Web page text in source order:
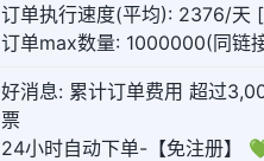
订单执行速度(平均): 2376/天
订单max数量: 1000000(同链
好消息: 累计订单费用 超过
票
24小时自动下单-【免注册】